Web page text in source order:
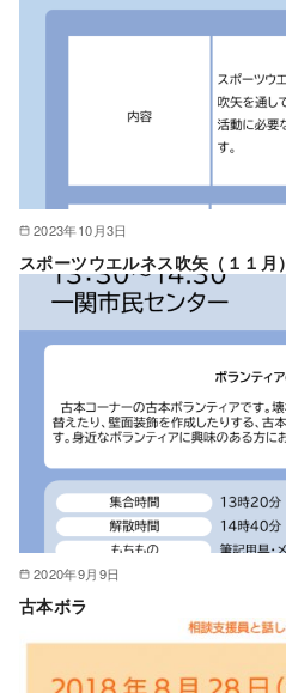
2023年10月3日
スポーツウエルネス吹矢（１１月）
2020年9月9日
古本ボラ